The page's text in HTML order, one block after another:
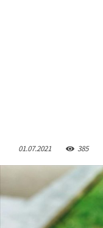
01.07.2021 385